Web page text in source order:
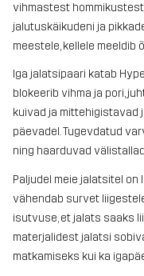
vihmastest
jalutuskäikudeni ja
meestele, kellele meeldib
Iga jalatsipaari katab
blokeerib vihma ja pori,
kuivad ja mittehigistavad
päevadel. Tugevdatud
ning haarduvad
Paljudel meie jalatsitel on
vähendab survet
isutvuse, et jalats saaks
materjalidest jalatsi
matkamiseks kui ka